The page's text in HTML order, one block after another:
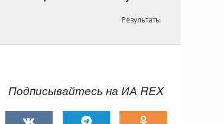
Результаты
Подписывайтесь на ИА REX